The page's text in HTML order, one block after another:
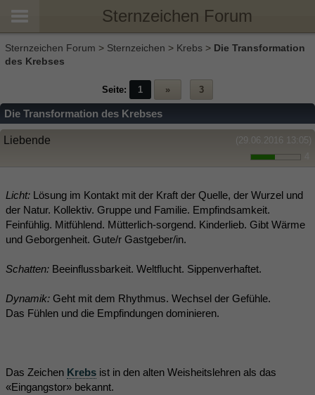
Sternzeichen Forum
Sternzeichen Forum > Sternzeichen > Krebs > Die Transformation
des Krebses
Seite: 1 » 3
Die Transformation des Krebses
(29.06.2016 13:05)
Liebende
Licht: Lösung im Kontakt mit der Kraft der Quelle, der Wurzel und
der Natur. Kollektiv. Gruppe und Familie. Empfindsamkeit.
Feinfühlig. Mitfühlend. Mütterlich-sorgend. Kinderlieb. Gibt Wärme
und Geborgenheit. Gute/r Gastgeber/in.
Schatten: Beeinflussbarkeit. Weltflucht. Sippenverhaftet.
Dynamik: Geht mit dem Rhythmus. Wechsel der Gefühle.
Das Fühlen und die Empfindungen dominieren.
Das Zeichen Krebs ist in den alten Weisheitslehren als das
«Eingangstor» bekannt.